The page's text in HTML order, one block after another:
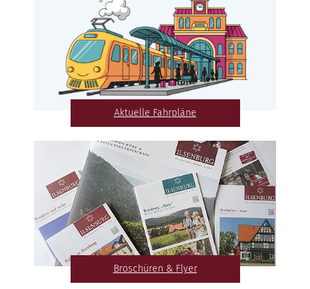
Aktuelle Fahrpläne
Broschüren & Flyer